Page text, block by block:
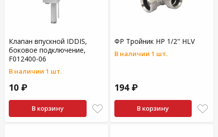
Клапан впускной IDDIS,
боковое подключение,
F012400-06
В наличии 1 шт.
10 ₽
В корзину
ФР Тройник НР 1/2" HLV
В наличии 1 шт.
194 ₽
В корзину